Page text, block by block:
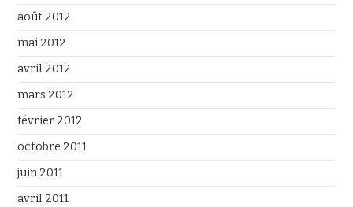
août 2012
mai 2012
avril 2012
mars 2012
février 2012
octobre 2011
juin 2011
avril 2011